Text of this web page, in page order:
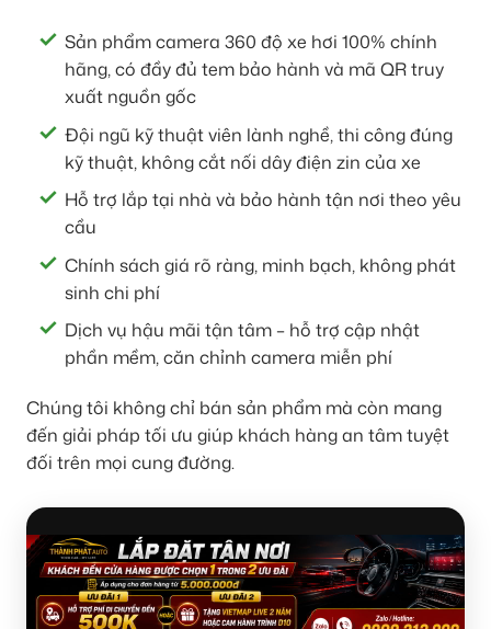
Sản phẩm camera 360 độ xe hơi 100% chính
hãng, có đầy đủ tem bảo hành và mã QR truy
xuất nguồn gốc
Đội ngũ kỹ thuật viên lành nghề, thi công đúng
kỹ thuật, không cắt nối dây điện zin của xe
Hỗ trợ lắp tại nhà và bảo hành tận nơi theo yêu
cầu
Chính sách giá rõ ràng, minh bạch, không phát
sinh chi phí
Dịch vụ hậu mãi tận tâm – hỗ trợ cập nhật
phần mềm, căn chỉnh camera miễn phí
Chúng tôi không chỉ bán sản phẩm mà còn mang
đến giải pháp tối ưu giúp khách hàng an tâm tuyệt
đối trên mọi cung đường.